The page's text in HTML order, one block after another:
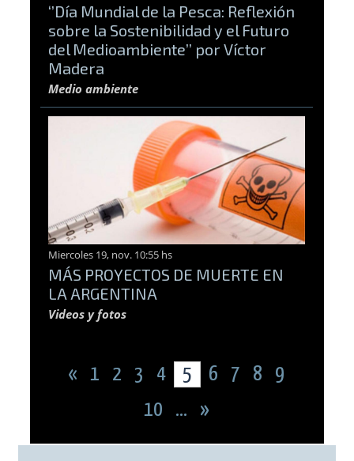
‘’Día Mundial de la Pesca: Reflexión
sobre la Sostenibilidad y el Futuro
del Medioambiente’’ por Víctor
Madera
Medio ambiente
Miercoles 19, nov. 10:55 hs
MÁS PROYECTOS DE MUERTE EN
LA ARGENTINA
Videos y fotos
« 1 2 3 4 5 6 7 8
9
10
... »